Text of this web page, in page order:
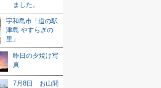
ました。
宇和島市「道の駅
津島 やすらぎの
里」
昨日の夕焼け写
真
7月8日 お山開